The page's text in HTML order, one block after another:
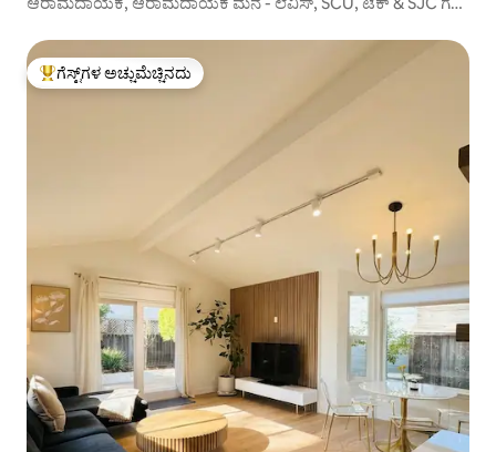
ಗೆಸ್ಟ್‌ಗಳಿಗೆ ಅತಿ ಹೆಚ್ಚು ಅಚ್ಚುಮೆಚ್ಚಿನದು
ಗೆಸ್ಟ್‌ಗಳ ಅಚ್ಚುಮೆಚ್ಚಿನದು